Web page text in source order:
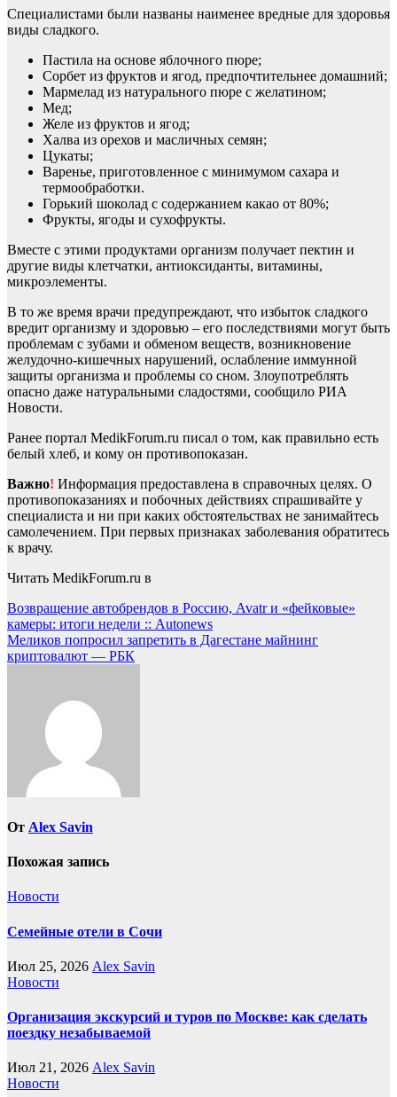
Специалистами были названы наименее вредные для здоровья
виды сладкого.
Пастила на основе яблочного пюре;
Сорбет из фруктов и ягод, предпочтительнее домашний;
Мармелад из натурального пюре с желатином;
Мед;
Желе из фруктов и ягод;
Халва из орехов и масличных семян;
Цукаты;
Варенье, приготовленное с минимумом сахара и
термообработки.
Горький шоколад с содержанием какао от 80%;
Фрукты, ягоды и сухофрукты.
Вместе с этими продуктами организм получает пектин и
другие виды клетчатки, антиоксиданты, витамины,
микроэлементы.
В то же время врачи предупреждают, что избыток сладкого
вредит организму и здоровью – его последствиями могут быть
проблемам с зубами и обменом веществ, возникновение
желудочно-кишечных нарушений, ослабление иммунной
защиты организма и проблемы со сном. Злоупотреблять
опасно даже натуральными сладостями, сообщило РИА
Новости.
Ранее портал MedikForum.ru писал о том, как правильно есть
белый хлеб, и кому он противопоказан.
Важно! Информация предоставлена в справочных целях. О
противопоказаниях и побочных действиях спрашивайте у
специалиста и ни при каких обстоятельствах не занимайтесь
самолечением. При первых признаках заболевания обратитесь
к врачу.
Читать MedikForum.ru в
Навигация
по
записям
Возвращение автобрендов в Россию, Avatr и «фейковые»
камеры: итоги недели :: Autonews
Меликов попросил запретить в Дагестане майнинг
криптовалют — РБК
От Alex Savin
Похожая запись
Новости
Семейные отели в Сочи
Июл 25, 2026 Alex Savin
Новости
Организация экскурсий и туров по Москве: как сделать
поездку незабываемой
Июл 21, 2026 Alex Savin
Новости